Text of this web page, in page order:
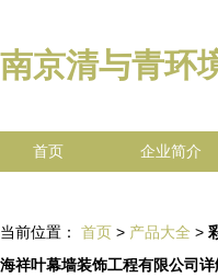
南京清与青环
首页 企业简介
当前位置： 首页 > 产品大全 >
海祥叶幕墙装饰工程有限公司详